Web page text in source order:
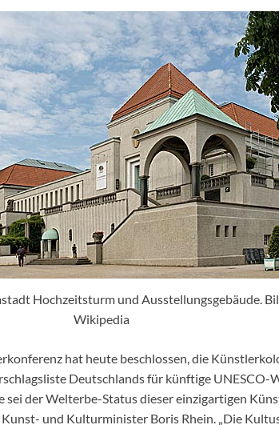
Hochzeitsturm und Ausstellungsgebäude.
Wikipedia
hat heute beschlossen, die
Deutschlands für künftige UNESCO-
sei der Welterbe-Status dieser einzigartigen
und Kulturminister Boris Rhein. „Die